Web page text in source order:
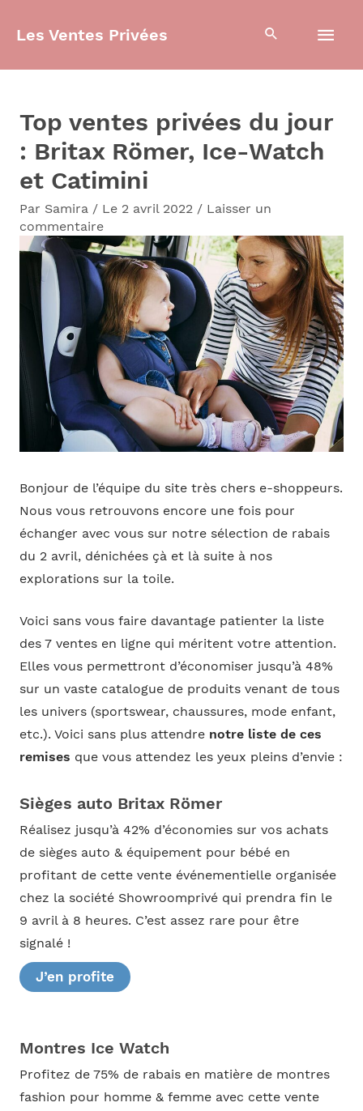
Les Ventes Privées
Top ventes privées du jour
: Britax Römer, Ice-Watch
et Catimini
Par Samira / Le 2 avril 2022 / Laisser un
commentaire
Bonjour de l’équipe du site très chers e-shoppeurs.
Nous vous retrouvons encore une fois pour
échanger avec vous sur notre sélection de rabais
du 2 avril, dénichées çà et là suite à nos
explorations sur la toile.
Voici sans vous faire davantage patienter la liste
des 7 ventes en ligne qui méritent votre attention.
Elles vous permettront d’économiser jusqu’à 48%
sur un vaste catalogue de produits venant de tous
les univers (sportswear, chaussures, mode enfant,
etc.). Voici sans plus attendre notre liste de ces
remises que vous attendez les yeux pleins d’envie :
Sièges auto Britax Römer
Réalisez jusqu’à 42% d’économies sur vos achats
de sièges auto & équipement pour bébé en
profitant de cette vente événementielle organisée
chez la société Showroomprivé qui prendra fin le
9 avril à 8 heures. C’est assez rare pour être
signalé !
J’en profite
Montres Ice Watch
Profitez de 75% de rabais en matière de montres
fashion pour homme & femme avec cette vente